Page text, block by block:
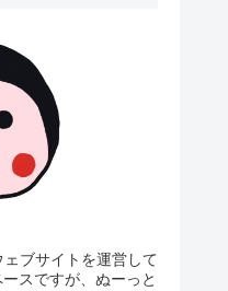
ブサイトを運営して
スですが、ぬーっと